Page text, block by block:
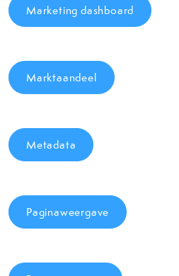
Marketing dashboard
Marktaandeel
Metadata
Paginaweergave